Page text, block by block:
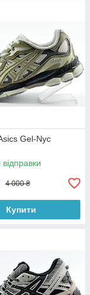
Gel-Nyc
4 000 ₴
Купити